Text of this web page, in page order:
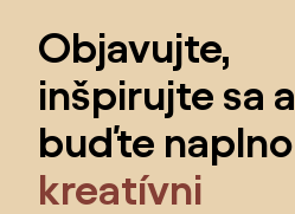
Objavujte,
inšpirujte sa a
buďte naplno
kreatívni